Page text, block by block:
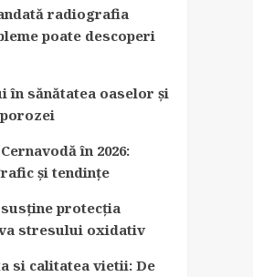
radiografia
poate descoperi
în sănătatea oaselor și
în 2026:
și tendințe
susține protecția
stresului oxidativ
si calitatea vietii: De